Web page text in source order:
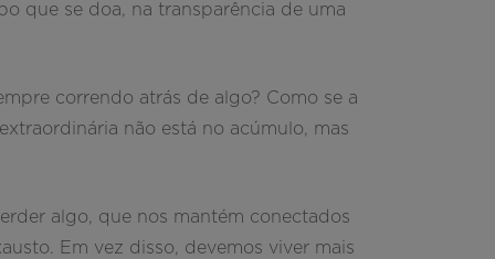
que se doa, na transparência de uma
correndo atrás de algo? Como se a
não está no acúmulo, mas
algo, que nos mantém conectados
Em vez disso, devemos viver mais